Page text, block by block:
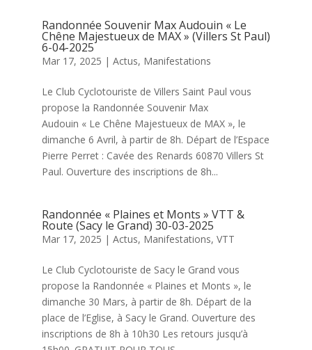
Randonnée Souvenir Max Audouin « Le
Chêne Majestueux de MAX » (Villers St Paul)
6-04-2025
Mar 17, 2025 | Actus, Manifestations
Le Club Cyclotouriste de Villers Saint Paul vous
propose la Randonnée Souvenir Max
Audouin « Le Chêne Majestueux de MAX », le
dimanche 6 Avril, à partir de 8h. Départ de l’Espace
Pierre Perret : Cavée des Renards 60870 Villers St
Paul. Ouverture des inscriptions de 8h...
Randonnée « Plaines et Monts » VTT &
Route (Sacy le Grand) 30-03-2025
Mar 17, 2025 | Actus, Manifestations, VTT
Le Club Cyclotouriste de Sacy le Grand vous
propose la Randonnée « Plaines et Monts », le
dimanche 30 Mars, à partir de 8h. Départ de la
place de l’Eglise, à Sacy le Grand. Ouverture des
inscriptions de 8h à 10h30 Les retours jusqu’à